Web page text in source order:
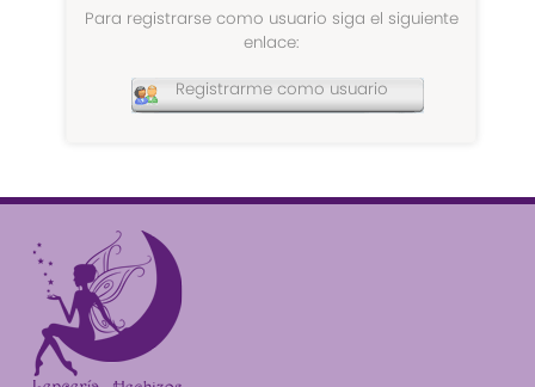
Para registrarse como usuario siga el siguiente
enlace:
Registrarme como usuario